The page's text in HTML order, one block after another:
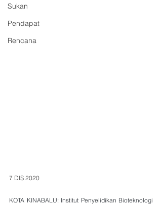
Sukan
Pendapat
Rencana
7 DIS 2020
KOTA KINABALU: Institut Penyelidikan Bioteknologi